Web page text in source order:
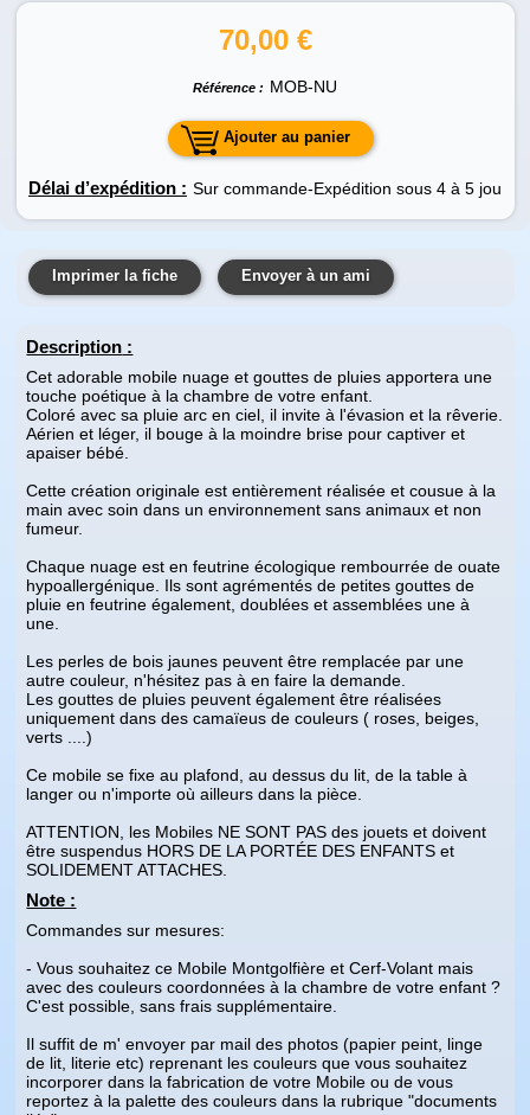
70,00 €
Référence : MOB-NU
Ajouter au panier
Délai d’expédition : Sur commande-Expédition sous 4 à 5 jou
Imprimer la fiche Envoyer à un ami
Description :
Cet adorable mobile nuage et gouttes de pluies apportera une
touche poétique à la chambre de votre enfant.
Coloré avec sa pluie arc en ciel, il invite à l'évasion et la rêverie.
Aérien et léger, il bouge à la moindre brise pour captiver et
apaiser bébé.
Cette création originale est entièrement réalisée et cousue à la
main avec soin dans un environnement sans animaux et non
fumeur.
Chaque nuage est en feutrine écologique rembourrée de ouate
hypoallergénique. Ils sont agrémentés de petites gouttes de
pluie en feutrine également, doublées et assemblées une à
une.
Les perles de bois jaunes peuvent être remplacée par une
autre couleur, n'hésitez pas à en faire la demande.
Les gouttes de pluies peuvent également être réalisées
uniquement dans des camaïeus de couleurs ( roses, beiges,
verts ....)
Ce mobile se fixe au plafond, au dessus du lit, de la table à
langer ou n'importe où ailleurs dans la pièce.
ATTENTION, les Mobiles NE SONT PAS des jouets et doivent
être suspendus HORS DE LA PORTÉE DES ENFANTS et
SOLIDEMENT ATTACHES.
Note :
Commandes sur mesures:
- Vous souhaitez ce Mobile Montgolfière et Cerf-Volant mais
avec des couleurs coordonnées à la chambre de votre enfant ?
C'est possible, sans frais supplémentaire.
Il suffit de m' envoyer par mail des photos (papier peint, linge
de lit, literie etc) reprenant les couleurs que vous souhaitez
incorporer dans la fabrication de votre Mobile ou de vous
reportez à la palette des couleurs dans la rubrique "documents